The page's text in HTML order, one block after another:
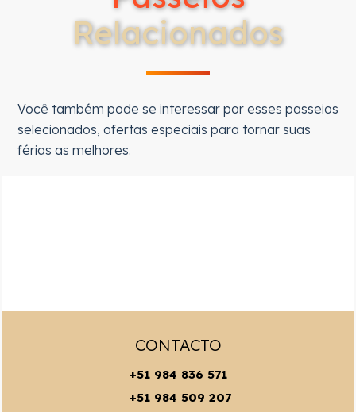
Relacionados
Você também pode se interessar por esses passeios
selecionados, ofertas especiais para tornar suas
férias as melhores.
CONTACTO
+51 984 836 571
+51 984 509 207